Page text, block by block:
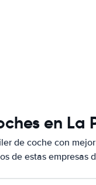
en La
de coche con
de estas empresas